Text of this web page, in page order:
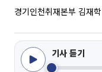
경기인천취재본부 김재
기사 듣기